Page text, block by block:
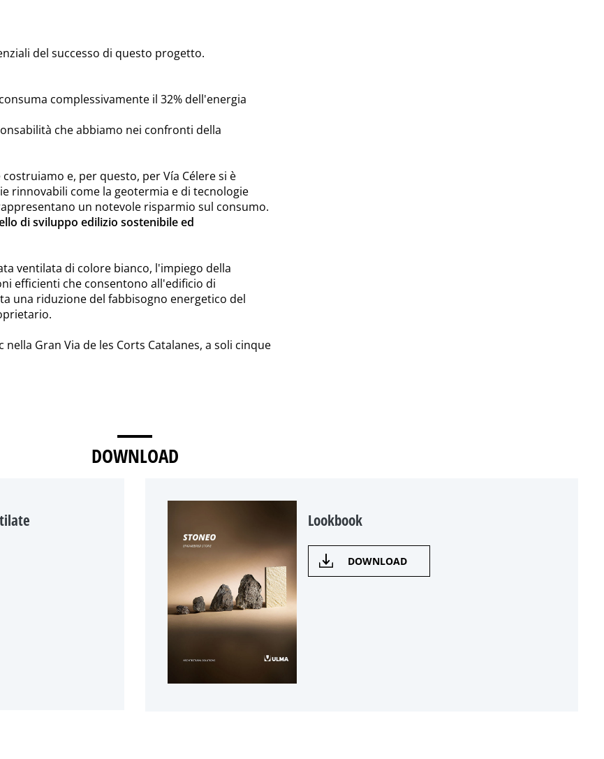
del successo di questo progetto.
complessivamente il 32% dell'energia
che abbiamo nei confronti della
e, per questo, per Vía Célere si è
rinnovabili come la geotermia e di tecnologie
un notevole risparmio sul consumo.
di sviluppo edilizio sostenibile ed
ventilata di colore bianco, l'impiego della
efficienti che consentono all'edificio di
una riduzione del fabbisogno energetico del
Gran Via de les Corts Catalanes, a soli cinque
DOWNLOAD
Lookbook
DOWNLOAD